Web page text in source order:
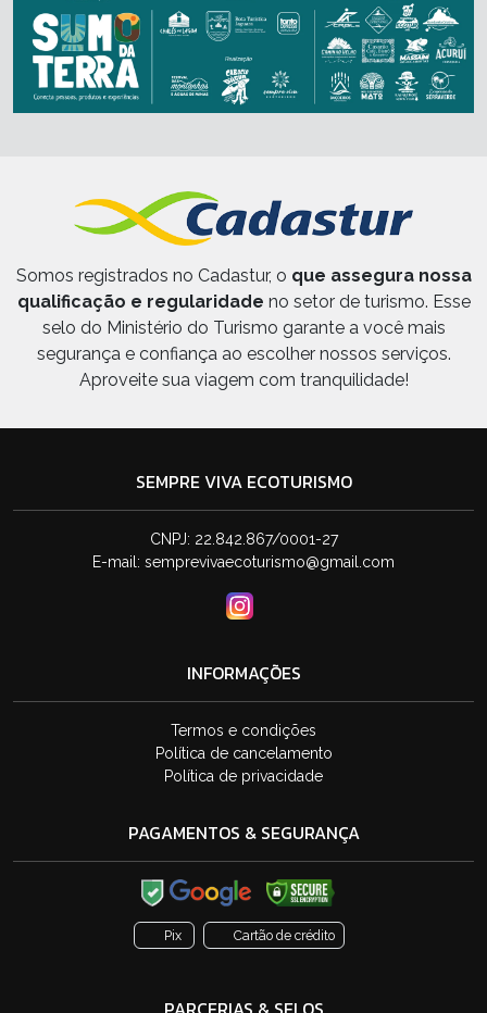
Somos registrados no Cadastur, o que assegura nossa
qualificação e regularidade no setor de turismo. Esse
selo do Ministério do Turismo garante a você mais
segurança e confiança ao escolher nossos serviços.
Aproveite sua viagem com tranquilidade!
SEMPRE VIVA ECOTURISMO
CNPJ: 22.842.867/0001-27
E-mail: semprevivaecoturismo@gmail.com
INFORMAÇÕES
Termos e condições
Política de cancelamento
Política de privacidade
PAGAMENTOS & SEGURANÇA
Pix Cartão de crédito